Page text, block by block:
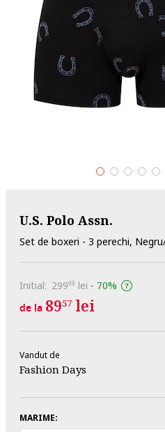
U.S. Polo Assn.
Set de boxeri - 3 perechi,
Initial: 29999 lei - 70%
de la 8957 lei
Vandut de
Fashion Days
MARIME: